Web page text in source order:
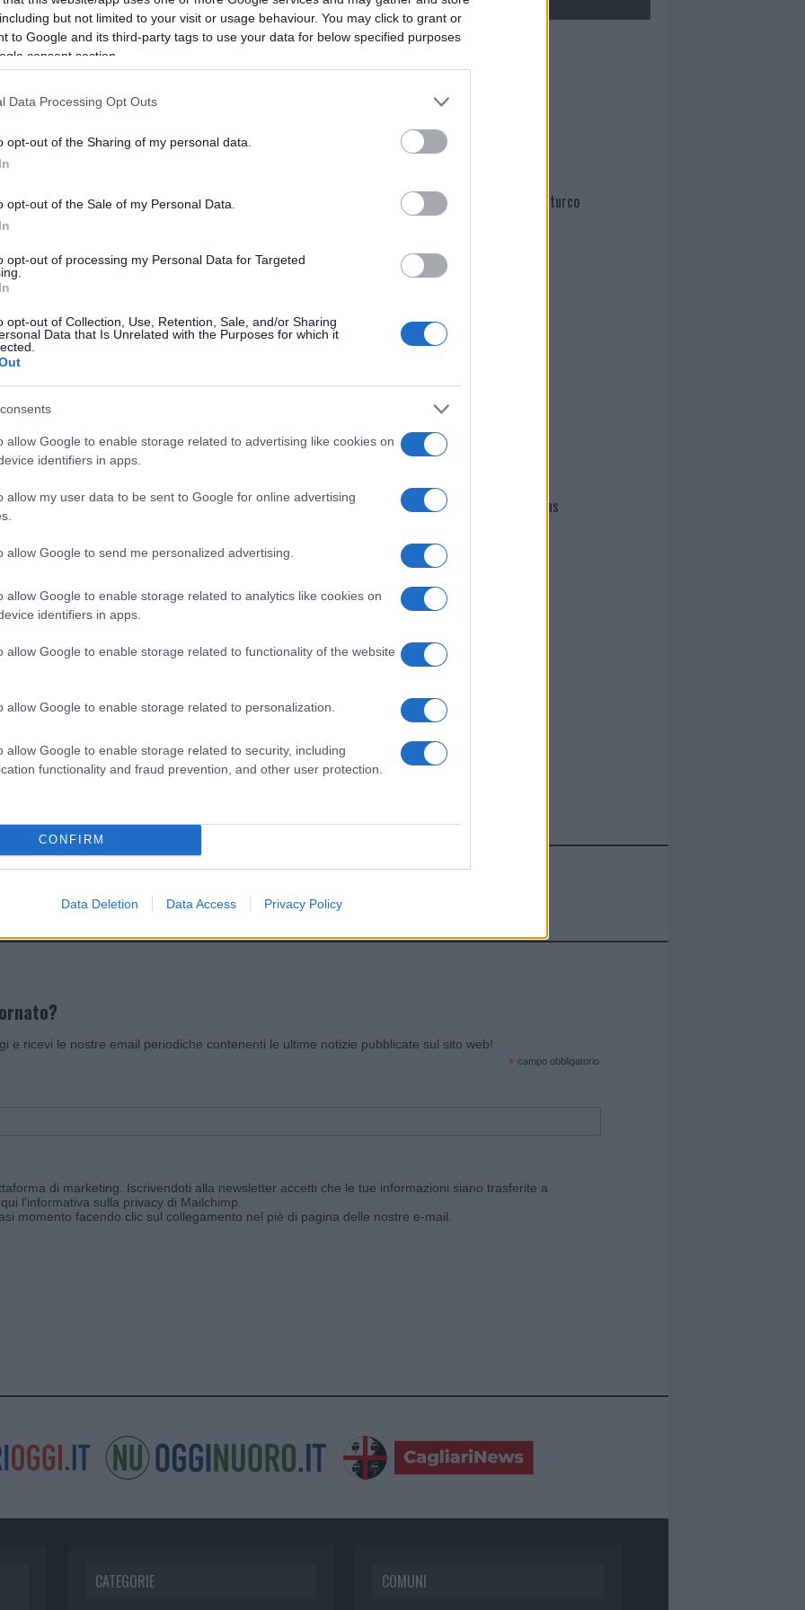
but not limited to your visit or usage behaviour. You may click to grant or
to Google and its third-party tags to use your data for below specified purposes
consent section.
Data Processing Opt Outs
opt-out of the Sharing of my personal data.
opt-out of the Sale of my Personal Data.
opt-out of processing my Personal Data for Targeted
opt-out of Collection, Use, Retention, Sale, and/or Sharing
Data that Is Unrelated with the Purposes for which it
allow Google to enable storage related to advertising like cookies on
identifiers in apps.
allow my user data to be sent to Google for online advertising
allow Google to send me personalized advertising.
allow Google to enable storage related to analytics like cookies on
identifiers in apps.
allow Google to enable storage related to functionality of the website
allow Google to enable storage related to personalization.
allow Google to enable storage related to security, including
functionality and fraud prevention, and other user protection.
CONFIRM
Data Deletion Data Access Privacy Policy
cliccandoqui
nella sezione
di GalluraOggi.it
i tuoi video e le tue foto
+39 345 356 7512
news daGoogle News
Prossimo articolo
Mario Malu
Paolo Pinna
Martina Agostina Diturco
I nostri cari
I nostri cari
I nostri cari
Giovannimaria Cabras
Invia un Comunicato Stampa Pubblicità
e ricevi le nostre email periodiche contenenti le ultime notizie pubblicate sul sito web!
* campo obbligatorio
di marketing. Iscrivendoti alla newsletter accetti che le tue informazioni siano trasferite a
l'informativa sulla privacy di Mailchimp
momento facendo clic sul collegamento nel piè di pagina delle nostre e-mail.
CATEGORIE COMUNI